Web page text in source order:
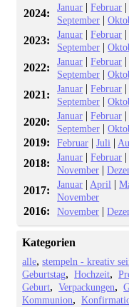
2024: Januar |Februar
September |
2023: Januar |Februar
September |
2022: Januar |Februar
September |
2021: Januar |Februar |
September |
2020: Januar |Februar
September |
2019: Februar |Juli |
2018: Januar |Februar |
November |
2017: Januar | April |
November
2016: November |
Kategorien
alle stempeln - kreativ
Geburtstag
Hochzeit
Geburt
Verpackungen
Kommunion